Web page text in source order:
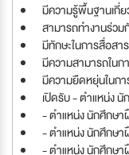
มีความรู้พื้นฐานเกี่
สามารถทำงานร่ว
มีทักษะในการสื่อส
มีความสามารถในก
มีความยืดหยุ่นในก
เปิดรับ - ตำแหน่ง
- ตำแหน่ง นักศึกษ
- ตำแหน่ง นักศึกษา
- ตำแหน่ง นักศึกษา